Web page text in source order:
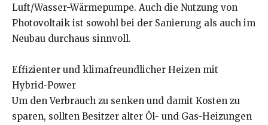
Luft/Wasser-Wärmepumpe. Auch die Nutzung von
Photovoltaik ist sowohl bei der Sanierung als auch im
Neubau durchaus sinnvoll.
Effizienter und klimafreundlicher Heizen mit
Hybrid-Power
Um den Verbrauch zu senken und damit Kosten zu
sparen, sollten Besitzer alter Öl- und Gas-Heizungen